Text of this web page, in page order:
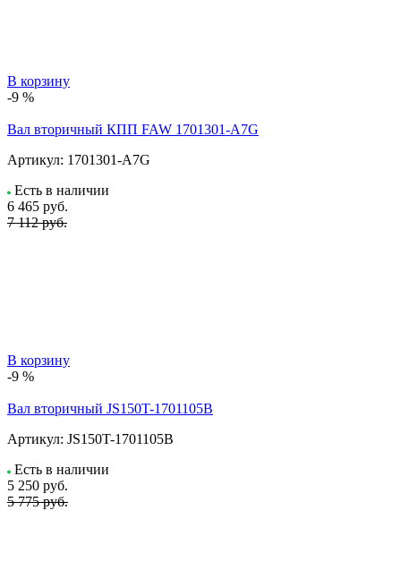
В корзину
-9 %
Вал вторичный КПП FAW 1701301-A7G
Артикул: 1701301-A7G
Есть в наличии
6 465 руб.
7 112 руб.
В корзину
-9 %
Вал вторичный JS150T-1701105B
Артикул: JS150T-1701105B
Есть в наличии
5 250 руб.
5 775 руб.